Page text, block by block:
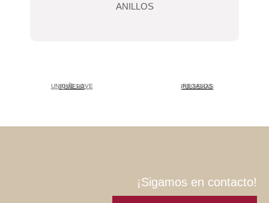
ANILLOS
UNIQUE LOVE REGALOS
PUÑERA PULSERAS
¡Sigamos en contacto!